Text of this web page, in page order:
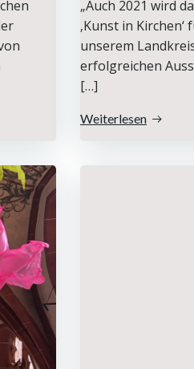
„Auch 2021 wird
‚Kunst in
unserem
erfolgreichen
[…]
Weiterlesen